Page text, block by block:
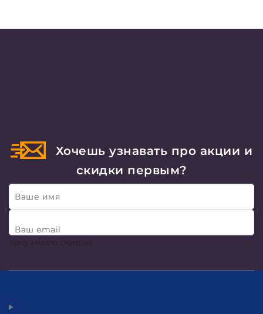
Хочешь узнавать про акции и
скидки первым?
Ваше имя
Ваш email
Хочу много скидок!